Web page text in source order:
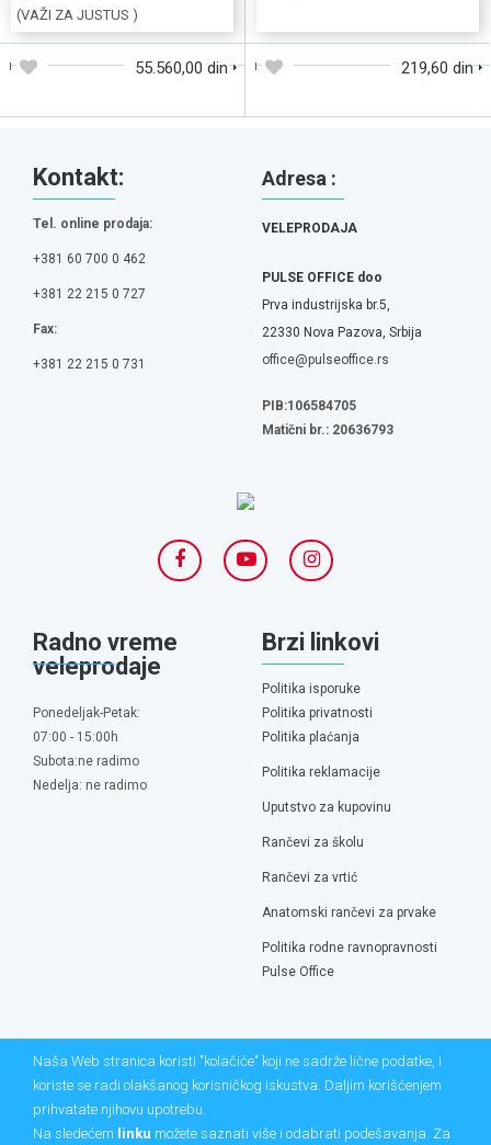
DODAJTE U KORPU
55.560,00 din 219,60 din
Kontakt:
Tel. online prodaja:
+381 60 700 0 462
+381 22 215 0 727
Fax:
+381 22 215 0 731
Adresa :
VELEPRODAJA
PULSE OFFICE doo
Prva industrijska br.5,
22330 Nova Pazova, Srbija
office@pulseoffice.rs
PIB:106584705
Matični br.: 20636793
Radno vreme
veleprodaje
Ponedeljak-Petak:
07:00 - 15:00h
Subota:ne radimo
Nedelja: ne radimo
Brzi linkovi
Politika isporuke
Politika privatnosti
Politika plaćanja
Politika reklamacije
Uputstvo za kupovinu
Rančevi za školu
Rančevi za vrtić
Anatomski rančevi za prvake
Politika rodne ravnopravnosti
Pulse Office
Naša Web stranica koristi "kolačiće" koji ne sadrže lične podatke, i
koriste se radi olakšanog korisničkog iskustva. Daljim korišćenjem
prihvatate njihovu upotrebu.
Na sledećem linku možete saznati više i odabrati podešavanja. Za